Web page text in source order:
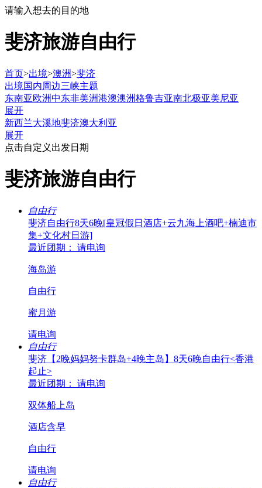
请输入想去的目的地
斐济旅游自由行
首页>出境>澳洲>斐济
出境国内周边三峡主题
东南亚欧洲中东非美洲港澳澳洲格鲁吉亚南北极亚美尼亚
展开
新西兰大溪地斐济澳大利亚
展开
点击自定义出发日期
斐济旅游自由行
自由行
斐济自由行8天6晚[皇冠假日酒店+云九海上酒吧+楠迪市
集+文化村日游]
最近团期： 请电询
海岛游
自由行
蜜月游
请电询
自由行
斐济【2晚妈妈努卡群岛+4晚主岛】8天6晚自由行<香港
起止>
最近团期： 请电询
双体船上岛
酒店含早
自由行
请电询
自由行